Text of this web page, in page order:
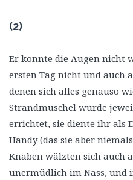
(2)
Er konnte die Augen nicht
ersten Tag nicht und auch
denen sich alles genauso
Strandmuschel wurde
errichtet, sie diente ihr als
Handy (das sie aber
Knaben wälzten sich auch
unermüdlich im Nass, und